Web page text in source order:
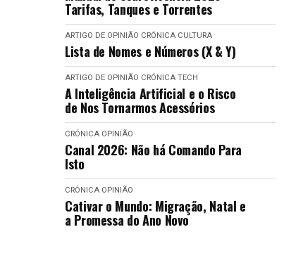
Tarifas, Tanques e Torrentes
ARTIGO DE OPINIÃO CRÓNICA CULTURA
Lista de Nomes e Números (X & Y)
ARTIGO DE OPINIÃO CRÓNICA TECH
A Inteligência Artificial e o Risco
de Nos Tornarmos Acessórios
CRÓNICA OPINIÃO
Canal 2026: Não há Comando Para
Isto
CRÓNICA OPINIÃO
Cativar o Mundo: Migração, Natal e
a Promessa do Ano Novo